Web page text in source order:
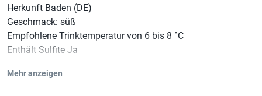
Herkunft Baden (DE)
Geschmack: süß
Empfohlene Trinktemperatur von 6 bis 8 °C
Enthält Sulfite Ja
Mehr anzeigen